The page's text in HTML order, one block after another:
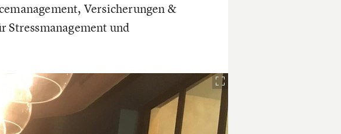
Versicherungen &
Stressmanagement und